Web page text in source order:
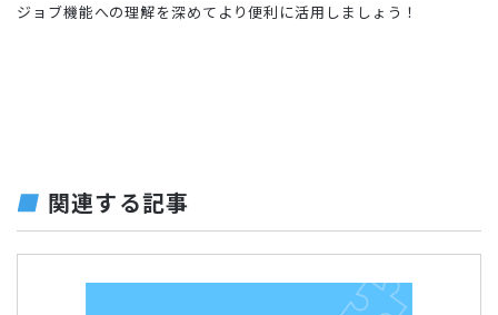
ジョブ機能への理解を深めてより便利に活用しましょう！
関連する記事